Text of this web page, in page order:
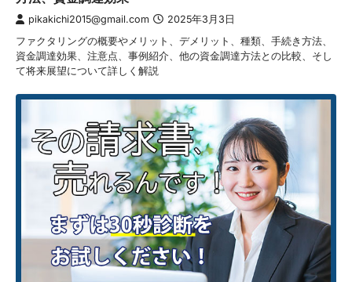
pikakichi2015@gmail.com 2025年3月3日
ファクタリングの概要やメリット、デメリット、種類、手続き方法、
資金調達効果、注意点、事例紹介、他の資金調達方法との比較、そし
て将来展望について詳しく解説